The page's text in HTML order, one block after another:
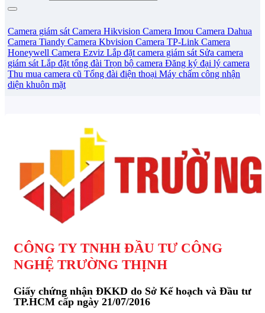
Camera giám sát Camera Hikvision Camera Imou Camera Dahua
Camera Tiandy Camera Kbvision Camera TP-Link Camera
Honeywell Camera Ezviz Lắp đặt camera giám sát Sửa camera
giám sát Lắp đặt tổng đài Trọn bộ camera Đăng ký đại lý camera
Thu mua camera cũ Tổng đài điện thoại Máy chấm công nhận
diện khuôn mặt
CÔNG TY TNHH ĐẦU TƯ CÔNG
NGHỆ TRƯỜNG THỊNH
Giấy chứng nhận ĐKKD do Sở Kế hoạch và Đầu tư
TP.HCM cấp ngày 21/07/2016